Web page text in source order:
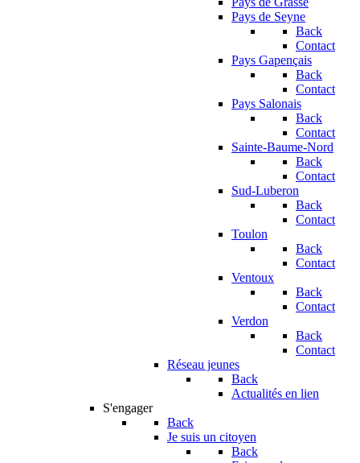
Pays de Seyne
Back
Contact
Pays Gapençais
Back
Contact
Pays Salonais
Back
Contact
Sainte-Baume-Nord
Back
Contact
Sud-Luberon
Back
Contact
Toulon
Back
Contact
Ventoux
Back
Contact
Verdon
Back
Contact
Réseau jeunes
Back
Actualités en lien
S'engager
Back
Je suis un citoyen
Back